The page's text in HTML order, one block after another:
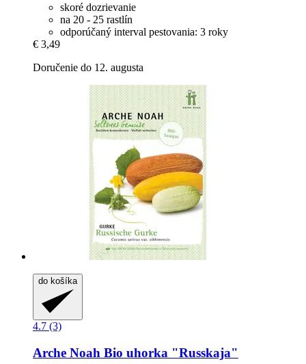
skoré dozrievanie
na 20 - 25 rastlín
odporúčaný interval pestovania: 3 roky
€ 3,49
Doručenie do 12. augusta
do košíka
4.7 (3)
Arche Noah Bio uhorka "Russkaja"